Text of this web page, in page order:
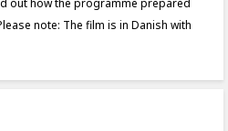
out how the programme prepared
note: The film is in Danish with